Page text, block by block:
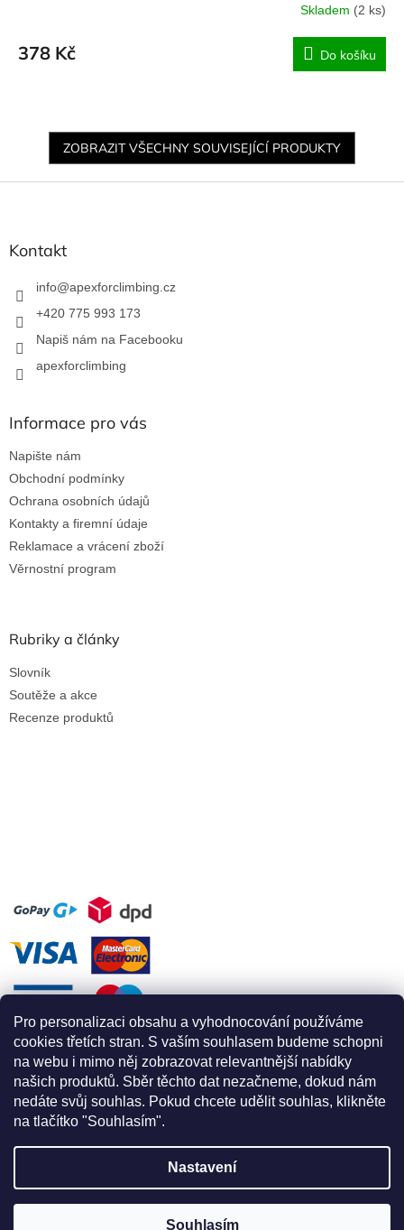
Pro personalizaci obsahu a vyhodnocování používáme
cookies třetích stran. S vaším souhlasem budeme schopni
na webu i mimo něj zobrazovat relevantnější nabídky
našich produktů. Sběr těchto dat nezačneme, dokud nám
nedáte svůj souhlas. Pokud chcete udělit souhlas, klikněte
na tlačítko "Souhlasím".
Nastavení
Souhlasím
Skladem (2 ks)
378 Kč Do košíku
ZOBRAZIT VŠECHNY SOUVISEJÍCÍ PRODUKTY
Z
Kontakt
info@apexforclimbing.cz
+420 775 993 173
Napiš nám na Facebooku
apexforclimbing
Informace pro vás
Napište nám
Obchodní podmínky
Ochrana osobních údajů
Kontakty a firemní údaje
Reklamace a vrácení zboží
Věrnostní program
Rubriky a články
Slovník
Soutěže a akce
Recenze produktů
Vytvořil Shoptet
Apex for climbing. Všechna práva vyhrazena.